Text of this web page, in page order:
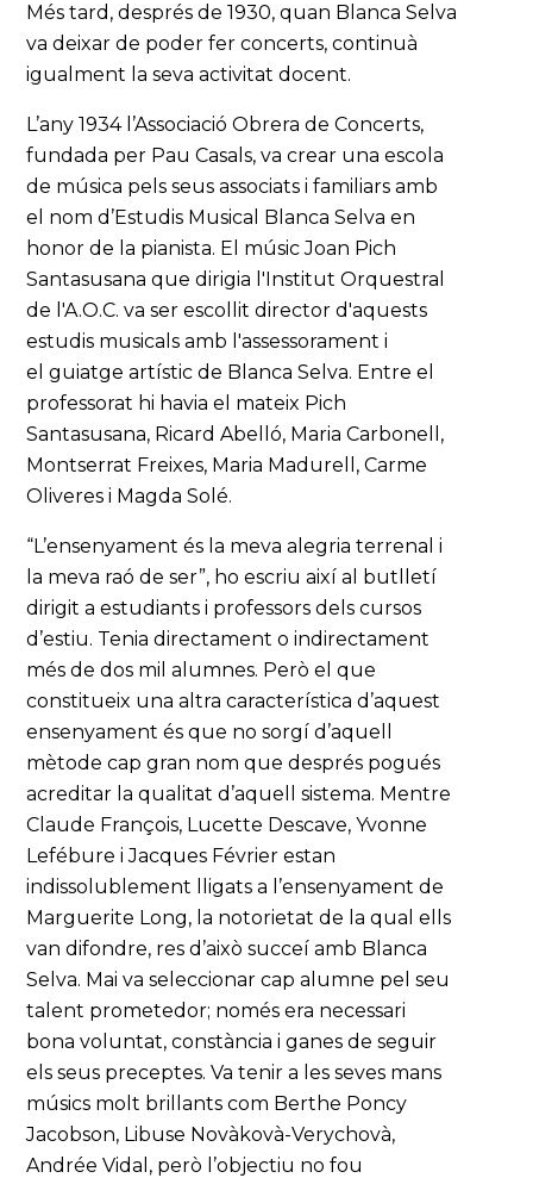
Més tard, després de 1930, quan Blanca Selva
va deixar de poder fer concerts, continuà
igualment la seva activitat docent.
L’any 1934 l’Associació Obrera de Concerts,
fundada per Pau Casals, va crear una escola
de música pels seus associats i familiars amb
el nom d’Estudis Musical Blanca Selva en
honor de la pianista. El músic Joan Pich
Santasusana que dirigia l'Institut Orquestral
de l'A.O.C. va ser escollit director d'aquests
estudis musicals amb l'assessorament i
el guiatge artístic de Blanca Selva. Entre el
professorat hi havia el mateix Pich
Santasusana, Ricard Abelló, Maria Carbonell,
Montserrat Freixes, Maria Madurell, Carme
Oliveres i Magda Solé.
“L’ensenyament és la meva alegria terrenal i
la meva raó de ser”, ho escriu així al butlletí
dirigit a estudiants i professors dels cursos
d’estiu. Tenia directament o indirectament
més de dos mil alumnes. Però el que
constitueix una altra característica d’aquest
ensenyament és que no sorgí d’aquell
mètode cap gran nom que després pogués
acreditar la qualitat d’aquell sistema. Mentre
Claude François, Lucette Descave, Yvonne
Lefébure i Jacques Février estan
indissolublement lligats a l’ensenyament de
Marguerite Long, la notorietat de la qual ells
van difondre, res d’això succeí amb Blanca
Selva. Mai va seleccionar cap alumne pel seu
talent prometedor; només era necessari
bona voluntat, constància i ganes de seguir
els seus preceptes. Va tenir a les seves mans
músics molt brillants com Berthe Poncy
Jacobson, Libuse Novàkovà-Verychovà,
Andrée Vidal, però l’objectiu no fou